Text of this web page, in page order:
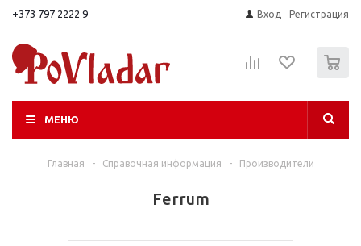
+373 797 2222 9 Вход Регистрация
МЕНЮ
Главная - Справочная информация - Производители
Ferrum